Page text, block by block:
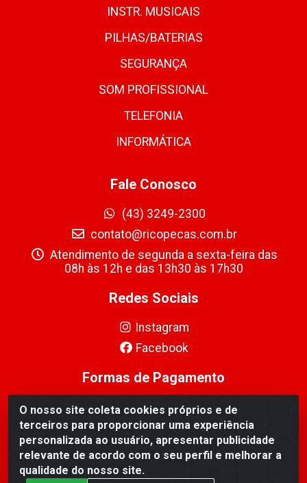
O nosso site coleta cookies próprios e de
terceiros para proporcionar uma experiência
personalizada ao usuário, apresentar publicidade
relevante de acordo com o seu perfil e melhorar a
qualidade do nosso site.
INSTR. MUSICAIS
PILHAS/BATERIAS
SEGURANÇA
SOM PROFISSIONAL
TELEFONIA
INFORMÁTICA
Fale Conosco
(43) 3249-2300
contato@ricopecas.com.br
Atendimento de segunda a sexta-feira das
08h às 12h e das 13h30 às 17h30
Redes Sociais
Instagram
Facebook
Formas de Pagamento
Ricopeças Comércio de componentes Eletrônicos Ltda -
Rua Alicio Francisco Mafra, 968 - Jardim Taroba,